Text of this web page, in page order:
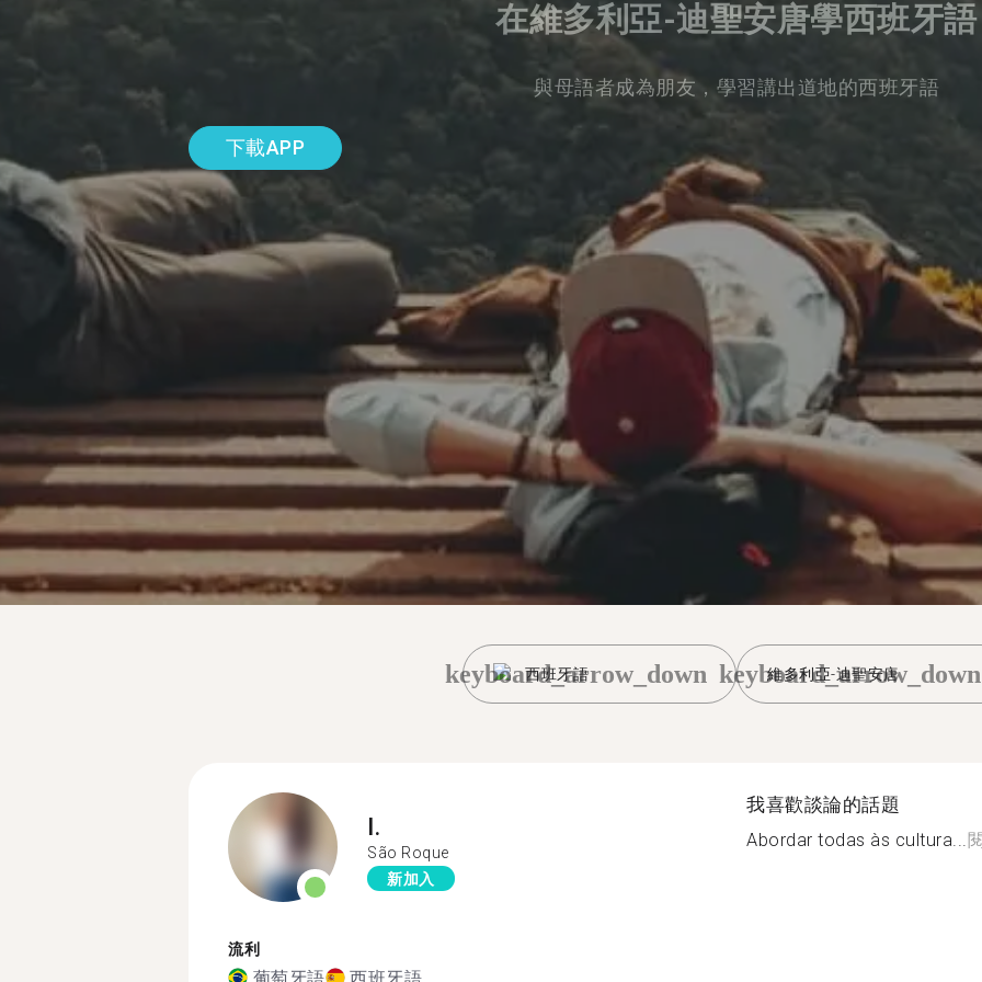
在維多利亞-迪聖安唐學西班牙語
與母語者成為朋友，學習講出道地的西班牙語
下載APP
西班牙語
keyboard_arrow_down 維多利亞-迪聖安唐
keyboard_arrow_down
I.
São Roque
新加入
流利
葡萄牙語 西班牙語
我喜歡談論的話題
Abordar todas às cultura...